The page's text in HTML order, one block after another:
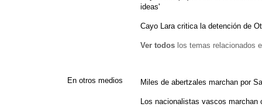
ideas'
Cayo Lara critica la detención de
Ver todos los temas relacionados
En otros medios Miles de abertzales marchan por
Los nacionalistas vascos marchan